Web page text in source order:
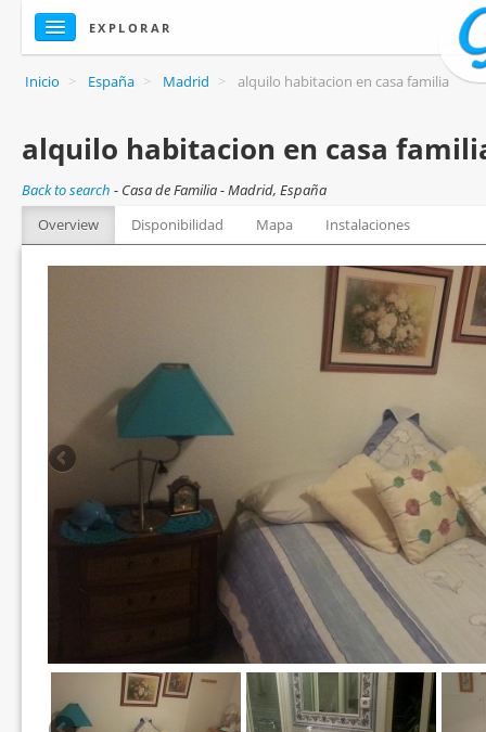
EXPLORAR
Inicio > España > Madrid > alquilo habitacion en casa familia
alquilo habitacion en casa
Back to search - Casa de Familia - Madrid, España
Overview
Disponibilidad Mapa Instalaciones